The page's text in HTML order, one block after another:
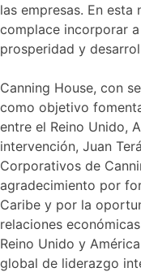
las empresas. En
complace incorporar
prosperidad y
Canning House, con
como objetivo
entre el Reino Unido,
intervención, Juan
Corporativos de
agradecimiento por
Caribe y por la
relaciones
Reino Unido y
global de liderazgo